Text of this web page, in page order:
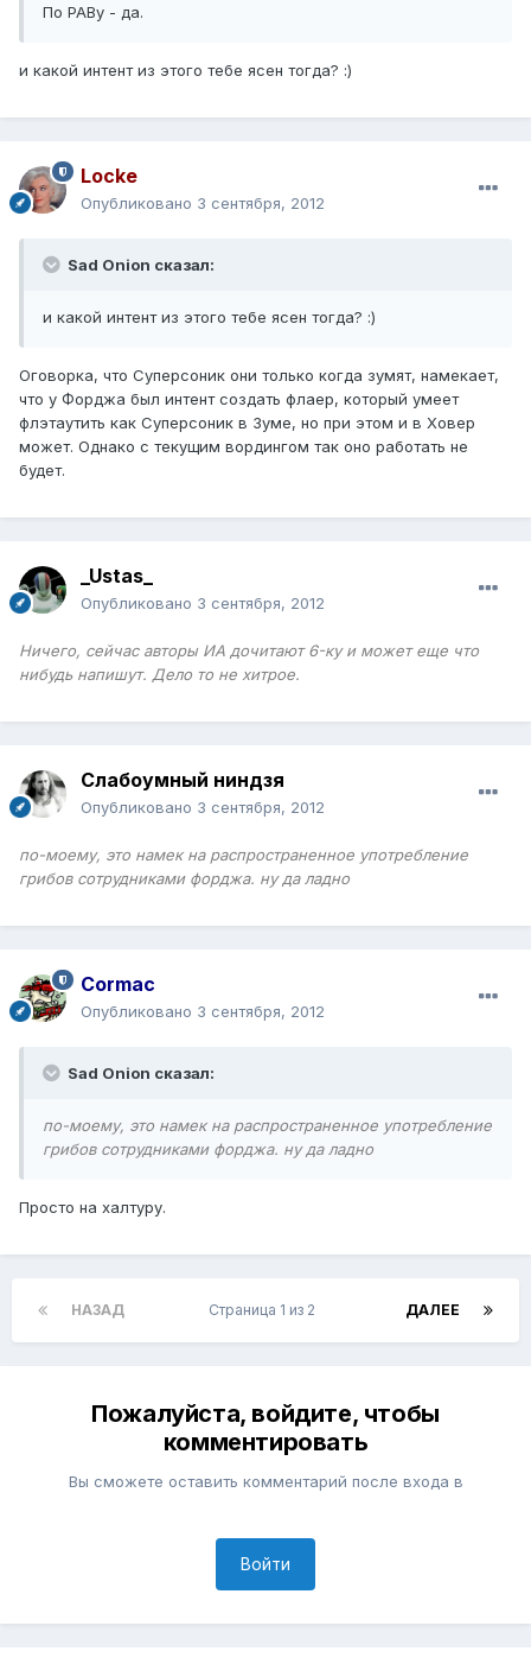
По РАВу - да.
и какой интент из этого тебе ясен тогда? :)
Locke
Опубликовано 3 сентября, 2012
Sad Onion сказал:
и какой интент из этого тебе ясен тогда? :)
Оговорка, что Суперсоник они только когда зумят, намекает,
что у Форджа был интент создать флаер, который умеет
флэтаутить как Суперсоник в Зуме, но при этом и в Ховер
может. Однако с текущим вордингом так оно работать не
будет.
_Ustas_
Опубликовано 3 сентября, 2012
Ничего, сейчас авторы ИА дочитают 6-ку и может еще что
нибудь напишут. Дело то не хитрое.
Слабоумный ниндзя
Опубликовано 3 сентября, 2012
по-моему, это намек на распространенное употребление
грибов сотрудниками форджа. ну да ладно
Cormac
Опубликовано 3 сентября, 2012
Sad Onion сказал:
по-моему, это намек на распространенное употребление
грибов сотрудниками форджа. ну да ладно
Просто на халтуру.
НАЗАД ДАЛЕЕ
Страница 1 из 2
Пожалуйста, войдите, чтобы
комментировать
Вы сможете оставить комментарий после входа в
Войти